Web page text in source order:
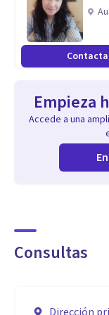
Empieza
Accede a una
Consultas